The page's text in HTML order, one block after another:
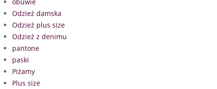
Odzież damska
Odzież plus size
Odzież z denimu
pantone
paski
Piżamy
Plus size